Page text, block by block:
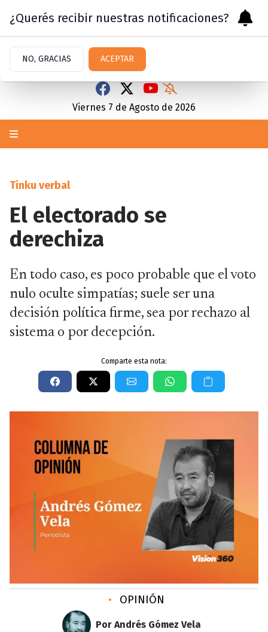
Viernes 7 de Agosto de 2026
Tinku verbal
El electorado se
derechiza
En todo caso, es poco probable que el voto
nulo oculte simpatías; suele ser una
decisión política firme, sea por rechazo al
sistema o por decepción.
Comparte esta nota:
• OPINIÓN
Por Andrés Gómez Vela
¿Querés recibir nuestras notificaciones?
NO, GRACIAS ACEPTAR